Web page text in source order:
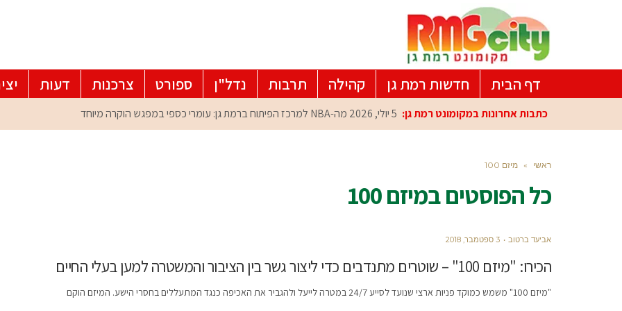
דף הבית חדשות רמת גן קהילה תרבות נדל"ן ספורט צרכנות דעות
כתבות אחרונות במקומונט רמת גן: 5 יולי, 2026 מה-NBA למרכז הפיתוח ברמת גן: עומרי כספי במפגש הוקרה מיוחד
ראשי » מיזם 100
כל הפוסטים במיזם 100
אביעד ברטוב 3 ספטמבר, 2018
הכירו: "מיזם 100" – שוטרים מתנדבים כדי ליצור גשר בין הציבור והמשטרה למען בעלי החיים
"מיזם 100" משמש כמוקד פניות ארצי שנועד לסייע 24/7 במטרה לייעל ולהגביר את האכיפה כנגד המתעללים בחסרי הישע. המיזם הוקם